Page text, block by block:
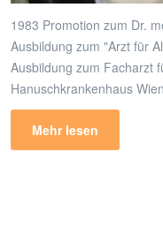
1983 Promotion zum Dr.
Ausbildung zum "Arzt für
Ausbildung zum Facharzt
Hanuschkrankenhaus
Mehr lesen